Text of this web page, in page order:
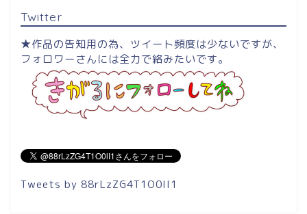
Twitter
★作品の告知用の為、ツイート頻度は少ないですが、
フォロワーさんには全力で絡みたいです。
Tweets by 88rLzZG4T1O0lI1